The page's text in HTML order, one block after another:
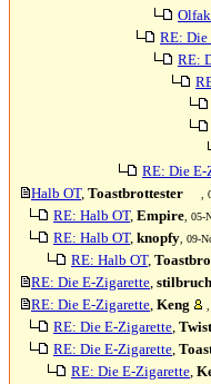
RE: Die
RE:
RE: Die E-
Halb OT, Toastbrottester
RE: Halb OT, Empire ,
RE: Halb OT, knopfy , 09-
RE: Halb OT,
RE: Die E-Zigarette, stilbruch
RE: Die E-Zigarette, Keng
RE: Die E-Zigarette,
RE: Die E-Zigarette,
RE: Die E-Zigarette,